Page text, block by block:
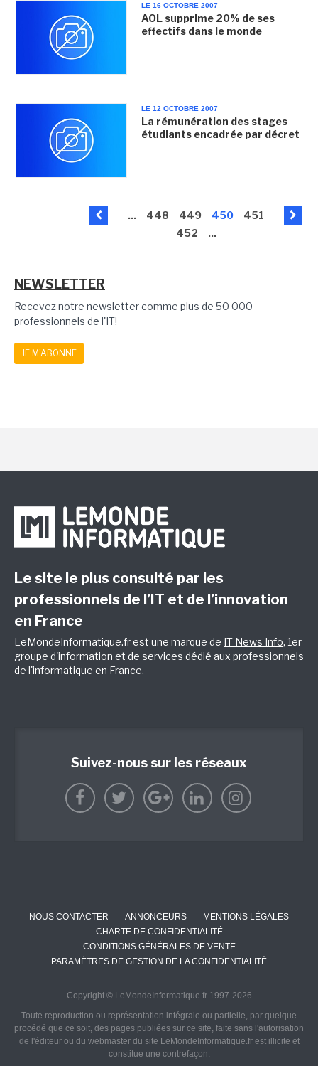
LE 16 OCTOBRE 2007
AOL supprime 20% de ses
effectifs dans le monde
LE 12 OCTOBRE 2007
La rémunération des stages
étudiants encadrée par décret
... 448 449 450
451
452
...
NEWSLETTER
Recevez notre newsletter comme plus de 50 000
professionnels de l'IT!
JE M'ABONNE
Le site le plus consulté par les
professionnels de l’IT et de l’innovation
en France
LeMondeInformatique.fr est une marque de IT News Info, 1er
groupe d'information et de services dédié aux professionnels
de l'informatique en France.
Suivez-nous sur les réseaux
NOUS CONTACTER ANNONCEURS
MENTIONS LÉGALES
CHARTE DE CONFIDENTIALITÉ
CONDITIONS GÉNÉRALES DE VENTE
PARAMÈTRES DE GESTION DE LA CONFIDENTIALITÉ
Copyright © LeMondeInformatique.fr 1997-2026
Toute reproduction ou représentation intégrale ou partielle, par quelque
procédé que ce soit, des pages publiées sur ce site, faite sans l'autorisation
de l'éditeur ou du webmaster du site LeMondeInformatique.fr est illicite et
constitue une contrefaçon.